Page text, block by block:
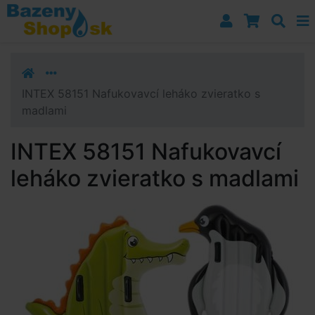
Prejsť k navigácii
Prejsť na obsah
Prejsť k bočnému stĺpci
INTEX 58151 Nafukovavcí leháko zvieratko s
madlami
INTEX 58151 Nafukovavcí
leháko zvieratko s madlami